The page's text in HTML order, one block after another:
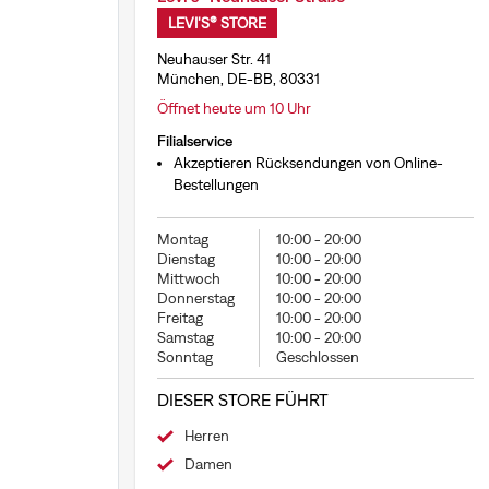
LEVI'S® STORE
Neuhauser Str. 41
München, DE-BB, 80331
Öffnet heute um 10 Uhr
Filialservice
Akzeptieren Rücksendungen von Online-
Bestellungen
Montag 10:00-20:00
Dienstag
10:00-20:00
Mittwoch
10:00-20:00
Donnerstag
10:00-20:00
Freitag
10:00-20:00
Samstag
10:00-20:00
Sonntag
Geschlossen
DIESER STORE FÜHRT
Herren
Damen